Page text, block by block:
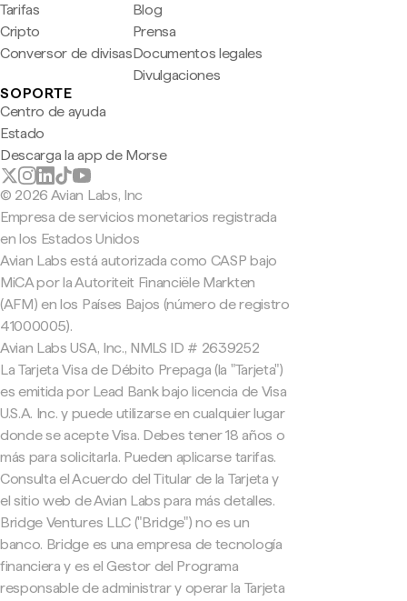
Tarifas
Cripto
Conversor de divisas
Blog
Prensa
Documentos legales
Divulgaciones
SOPORTE
Centro de ayuda
Estado
Descarga la app de Morse
© 2026 Avian Labs, Inc
Empresa de servicios monetarios registrada
en los Estados Unidos
Avian Labs está autorizada como CASP bajo
MiCA por la Autoriteit Financiële Markten
(AFM) en los Países Bajos (número de registro
41000005).
Avian Labs USA, Inc., NMLS ID # 2639252
La Tarjeta Visa de Débito Prepaga (la "Tarjeta")
es emitida por Lead Bank bajo licencia de Visa
U.S.A. Inc. y puede utilizarse en cualquier lugar
donde se acepte Visa. Debes tener 18 años o
más para solicitarla. Pueden aplicarse tarifas.
Consulta el Acuerdo del Titular de la Tarjeta y
el sitio web de Avian Labs para más detalles.
Bridge Ventures LLC ("Bridge") no es un
banco. Bridge es una empresa de tecnología
financiera y es el Gestor del Programa
responsable de administrar y operar la Tarjeta